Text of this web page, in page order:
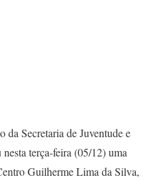
Secretaria de Juventude e
terça-feira (05/12) uma
Guilherme Lima da Silva,